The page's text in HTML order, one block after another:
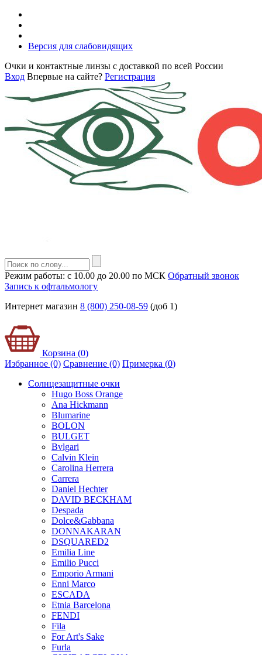
Версия для слабовидящих
Очки и контактные линзы с доставкой по всей России
Вход Впервые на сайте? Регистрация
Режим работы: с 10.00 до 20.00 по МСК Обратный звонок
Запись к офтальмологу
Интернет магазин 8 (800) 250-08-59 (доб 1)
Корзина (0)
Избранное (0) Сравнение (0) Примерка (0)
Солнцезащитные очки
Hugo Boss Orange
Ana Hickmann
Blumarine
BOLON
BULGET
Bvlgari
Calvin Klein
Carolina Herrera
Carrera
Daniel Hechter
DAVID BECKHAM
Despada
Dolce&Gabbana
DONNAKARAN
DSQUARED2
Emilia Line
Emilio Pucci
Emporio Armani
Enni Marco
ESCADA
Etnia Barcelona
FENDI
Fila
For Art's Sake
Furla